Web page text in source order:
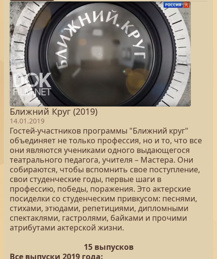
Ближний Круг (2019)
14.01.2019
Гостей-участников программы "Ближний круг"
объединяет не только профессия, но и то, что все
они являются учениками одного выдающегося
театрального педагога, учителя – Мастера. Они
собираются, чтобы вспомнить свое поступление,
свои студенческие годы, первые шаги в
профессию, победы, поражения. Это актерские
посиделки со студенческим привкусом: песнями,
стихами, этюдами, репетициями, дипломными
спектаклями, гастролями, байками и прочими
атрибутами актерской жизни.
15 выпусков
Все выпуски 2019 года: